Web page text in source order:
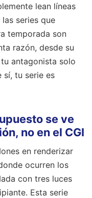
lean líneas
series que
temporada son
razón, desde su
antagonista solo
sí, tu serie es
se ve
no en el CGI
en renderizar
ocurren los
con tres luces
Esta serie